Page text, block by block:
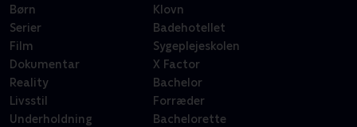
Børn
Serier
Film
Dokumentar
Reality
Livsstil
Underholdning
Klovn
Badehotellet
Sygeplejeskolen
X Factor
Bachelor
Forræder
Bachelorette